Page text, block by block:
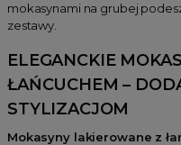
mokasynami na grubej
zestawy.
ELEGANCKIE
ŁAŃCUCHEM –
STYLIZACJOM
Mokasyny lakierowane z